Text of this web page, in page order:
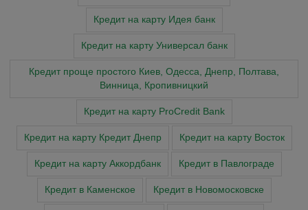
Кредит на карту Идея банк
Кредит на карту Универсал банк
Кредит проще простого Киев, Одесса, Днепр, Полтава,
Винница, Кропивницкий
Кредит на карту ProCredit Bank
Кредит на карту Кредит Днепр Кредит на карту Восток
Кредит на карту Аккордбанк Кредит в Павлограде
Кредит в Каменское Кредит в Новомосковске